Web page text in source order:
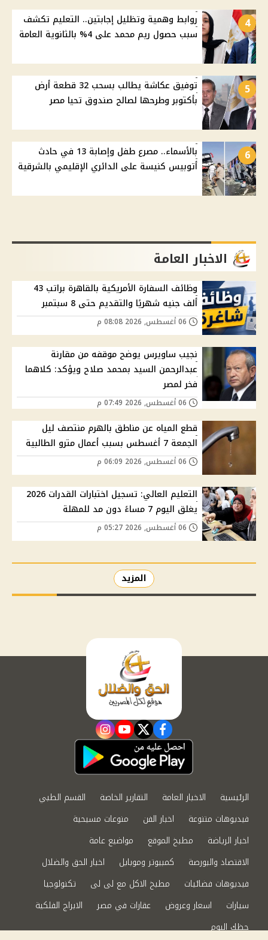
4
روابط وهمية وتظليل إجابتين.. التعليم تكشف
سبب حصول ريم محمد على 4% بالثانوية العامة
5
توفيق عكاشة يطالب بسحب 32 قطعة أرض
بأكتوبر وطرحها لصالح صندوق تحيا مصر
6
بالأسماء.. مصرع طفل وإصابة 13 في حادث
أتوبيس كنيسة على الدائري الإقليمي بالشرقية
الاخبار العامة
وظائف السفارة الأمريكية بالقاهرة براتب 43
ألف جنيه شهريًا والتقديم حتى 8 سبتمبر
نجيب ساويرس يوضح موقفه من مقارنة
عبدالرحمن السيد بمحمد صلاح ويؤكد: كلاهما
فخر لمصر
قطع المياه عن مناطق بالهرم منتصف ليل
الجمعة 7 أغسطس بسبب أعمال مترو الطالبية
التعليم العالي: تسجيل اختبارات القدرات 2026
يغلق اليوم 7 مساءً دون مد للمهلة
المزيد
facebook
twitter
youtube
instagram
الرئيسية الاخبار العامة التقارير الخاصة
القسم الطبي
فيديوهات متنوعة
اخبار الفن
منوعات مسيحية
اخبار الرياضة
مطبخ الموقع
مواضيع عامة
الاقتصاد والبورصة
كمبيوتر وموبايل
اخبار الحق والضلال
فيديوهات فضائيات
مطبخ الاكل مع لى لى
تكنولوجيا
سيارات
اسعار وعروض عقارات في مصر
الابراج الفلكية
حظك اليوم